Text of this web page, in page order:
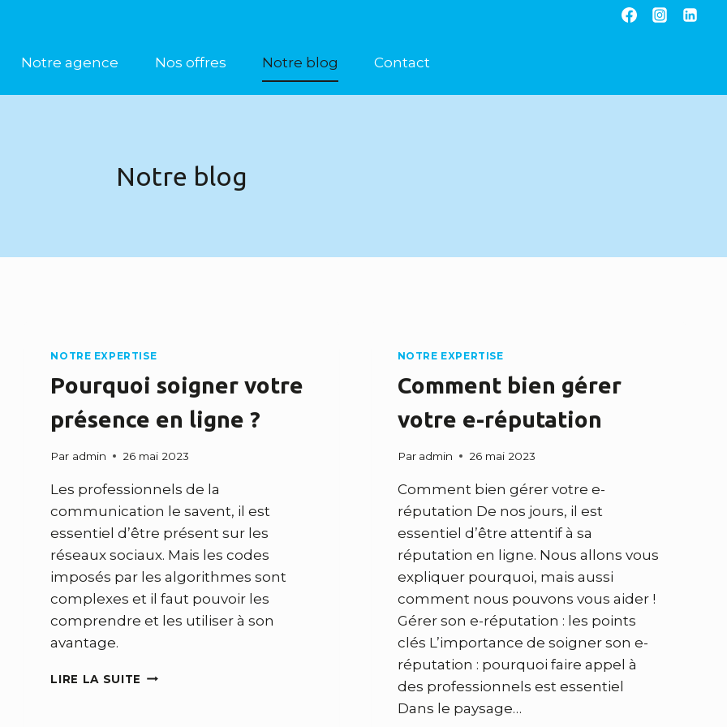
Notre agence Nos offres Notre blog Contact
Notre blog
NOTRE EXPERTISE
Pourquoi soigner votre
présence en ligne ?
Par admin 26 mai 2023
Les professionnels de la
communication le savent, il est
essentiel d’être présent sur les
réseaux sociaux. Mais les codes
imposés par les algorithmes sont
complexes et il faut pouvoir les
comprendre et les utiliser à son
avantage.
LIRE LA SUITE POURQUOI
NOTRE EXPERTISE
Comment bien gérer
votre e-réputation
Par admin 26 mai 2023
Comment bien gérer votre e-
réputation De nos jours, il est
essentiel d’être attentif à sa
réputation en ligne. Nous allons vous
expliquer pourquoi, mais aussi
comment nous pouvons vous aider !
Gérer son e-réputation : les points
clés L’importance de soigner son e-
réputation : pourquoi faire appel à
des professionnels est essentiel
Dans le paysage…